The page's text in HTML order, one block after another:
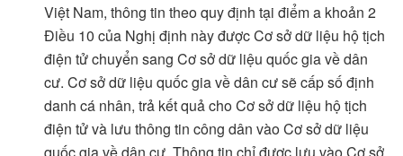
Việt Nam, thông tin theo quy định tại điểm a khoản 2
Điều 10 của Nghị định này được Cơ sở dữ liệu hộ tịch
điện tử chuyển sang Cơ sở dữ liệu quốc gia về dân
cư. Cơ sở dữ liệu quốc gia về dân cư sẽ cấp số định
danh cá nhân, trả kết quả cho Cơ sở dữ liệu hộ tịch
điện tử và lưu thông tin công dân vào Cơ sở dữ liệu